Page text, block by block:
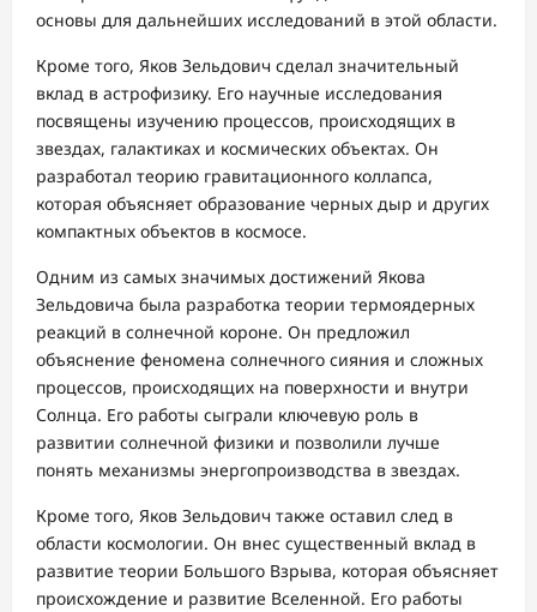
основы для дальнейших исследований в этой области.
Кроме того, Яков Зельдович сделал значительный
вклад в астрофизику. Его научные исследования
посвящены изучению процессов, происходящих в
звездах, галактиках и космических объектах. Он
разработал теорию гравитационного коллапса,
которая объясняет образование черных дыр и других
компактных объектов в космосе.
Одним из самых значимых достижений Якова
Зельдовича была разработка теории термоядерных
реакций в солнечной короне. Он предложил
объяснение феномена солнечного сияния и сложных
процессов, происходящих на поверхности и внутри
Солнца. Его работы сыграли ключевую роль в
развитии солнечной физики и позволили лучше
понять механизмы энергопроизводства в звездах.
Кроме того, Яков Зельдович также оставил след в
области космологии. Он внес существенный вклад в
развитие теории Большого Взрыва, которая объясняет
происхождение и развитие Вселенной. Его работы